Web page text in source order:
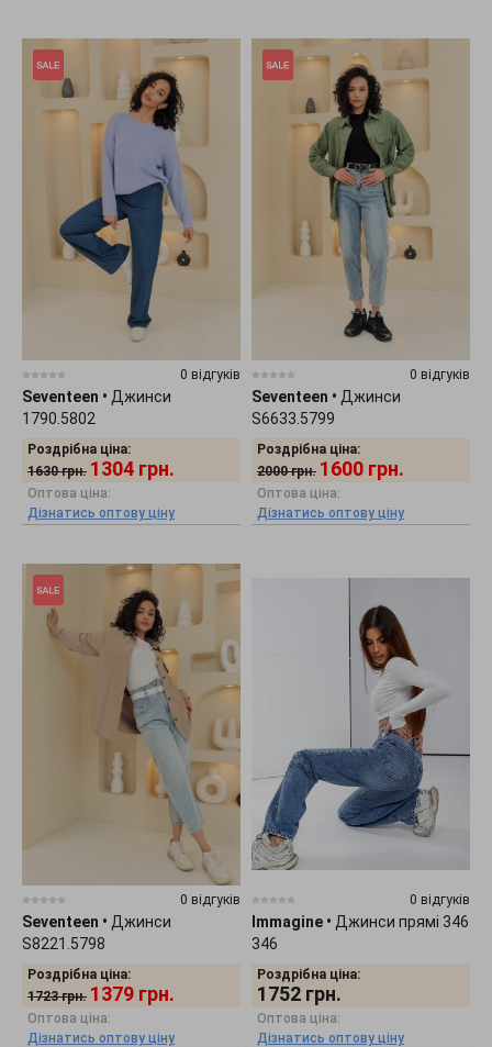
0 відгуків
Seventeen • Джинси
1790.5802
Роздрібна ціна:
1630 грн. 1304 грн.
Оптова ціна:
Дізнатись оптову ціну
0 відгуків
Seventeen • Джинси
S6633.5799
Роздрібна ціна:
2000 грн. 1600 грн.
Оптова ціна:
Дізнатись оптову ціну
0 відгуків
Seventeen • Джинси
S8221.5798
Роздрібна ціна:
1723 грн. 1379 грн.
Оптова ціна:
Дізнатись оптову ціну
0 відгуків
Immagine • Джинси прямі 346
346
Роздрібна ціна:
1752 грн.
Оптова ціна:
Дізнатись оптову ціну